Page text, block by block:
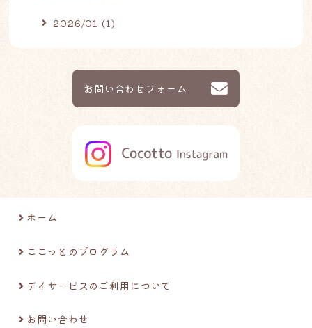
2026/01 (1)
お問い合わせフォーム
ホーム
ここっとのプログラム
デイサービスのご利用について
お問い合わせ